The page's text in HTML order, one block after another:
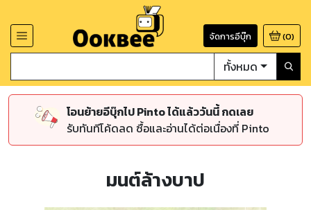
จัดการอีบุ๊ก (0)
ทั้งหมด
โอนย้ายอีบุ๊กไป Pinto ได้แล้ววันนี้ กดเลย
รับทันทีโค้ดลด ซื้อและอ่านได้ต่อเนื่องที่ Pinto
มนต์ล้างบาป